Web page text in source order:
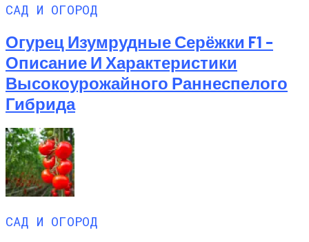
САД И ОГОРОД
Огурец Изумрудные Серёжки F1 –
Описание И Характеристики
Высокоурожайного Раннеспелого
Гибрида
САД И ОГОРОД